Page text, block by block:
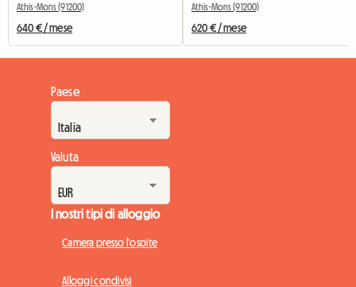
Athis-Mons (91200)
640 € / mese
Athis-Mons (91200)
620 € / mese
Paese
Valuta
I nostri tipi di alloggio
Camera presso l'ospite
Alloggi condivisi